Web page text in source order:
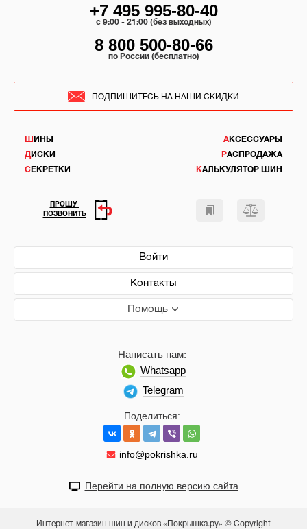
ШИНЫ
ДИСКИ
СЕКРЕТКИ
АКСЕССУАРЫ
РАСПРОДАЖА
КАЛЬКУЛЯТОР ШИН
Войти
Контакты
Помощь
Поделиться:
info@pokrishka.ru
Написать нам:
Whatsapp
Telegram
+7 495 995-80-40
c 9:00 - 21:00 (без выходных)
8 800 500-80-66
по России (бесплатно)
ПОДПИШИТЕСЬ НА НАШИ СКИДКИ
ПРОШУ
ПОЗВОНИТЬ
Перейти на полную версию сайта
Интернет-магазин шин и дисков «Покрышка.ру» © Copyright